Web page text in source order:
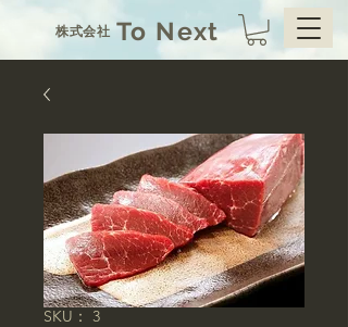
株式会社 To Next
SKU： 3